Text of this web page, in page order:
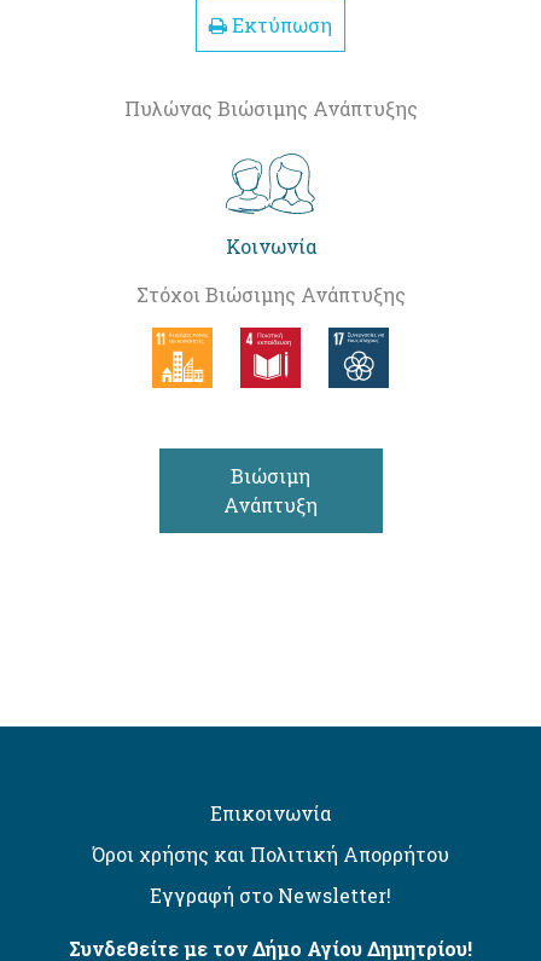
Εκτύπωση
Πυλώνας Βιώσιμης Ανάπτυξης
Κοινωνία
Στόχοι Βιώσιμης Ανάπτυξης
Βιώσιμη
Ανάπτυξη
Επικοινωνία
Όροι χρήσης και Πολιτική Απορρήτου
Εγγραφή στο Newsletter!
Συνδεθείτε με τον Δήμο Αγίου Δημητρίου!